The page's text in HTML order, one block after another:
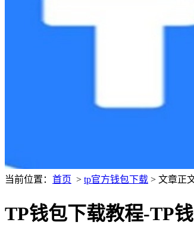
当前位置： 首页 > tp官方钱包下载 > 文章正
TP钱包下载教程-TP